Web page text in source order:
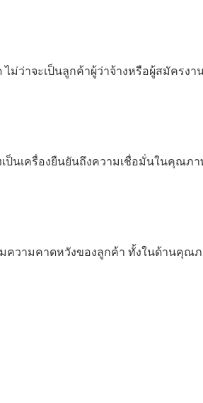
ม่ว่าจะเป็นลูกค้าผู้ว่าจ้างหรือผู้สมัครงา
ป็นเครื่องยืนยันถึงความเชื่อมั่นในคุณภา
มความคาดหวังของลูกค้า ทั้งในด้านคุณ